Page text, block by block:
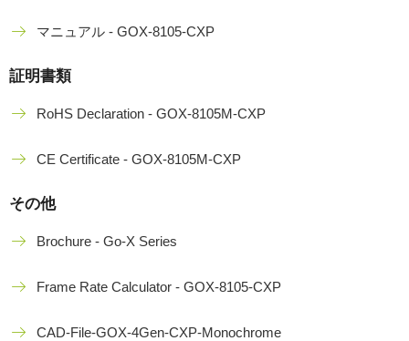
マニュアル - GOX-8105-CXP
証明書類
RoHS Declaration - GOX-8105M-CXP
CE Certificate - GOX-8105M-CXP
その他
Brochure - Go-X Series
Frame Rate Calculator - GOX-8105-CXP
CAD-File-GOX-4Gen-CXP-Monochrome